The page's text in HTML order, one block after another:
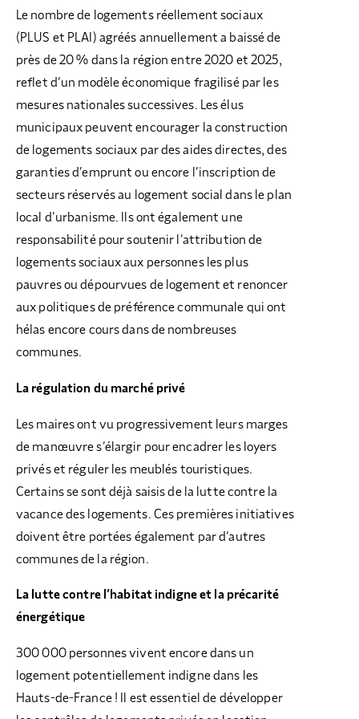
Le nombre de logements réellement sociaux
(PLUS et PLAI) agréés annuellement a baissé de
près de 20 % dans la région entre 2020 et 2025,
reflet d’un modèle économique fragilisé par les
mesures nationales successives. Les élus
municipaux peuvent encourager la construction
de logements sociaux par des aides directes, des
garanties d’emprunt ou encore l’inscription de
secteurs réservés au logement social dans le plan
local d’urbanisme. Ils ont également une
responsabilité pour soutenir l’attribution de
logements sociaux aux personnes les plus
pauvres ou dépourvues de logement et renoncer
aux politiques de préférence communale qui ont
hélas encore cours dans de nombreuses
communes.
La régulation du marché privé
Les maires ont vu progressivement leurs marges
de manœuvre s’élargir pour encadrer les loyers
privés et réguler les meublés touristiques.
Certains se sont déjà saisis de la lutte contre la
vacance des logements. Ces premières initiatives
doivent être portées également par d’autres
communes de la région.
La lutte contre l’habitat indigne et la précarité
énergétique
300 000 personnes vivent encore dans un
logement potentiellement indigne dans les
Hauts-de-France ! Il est essentiel de développer